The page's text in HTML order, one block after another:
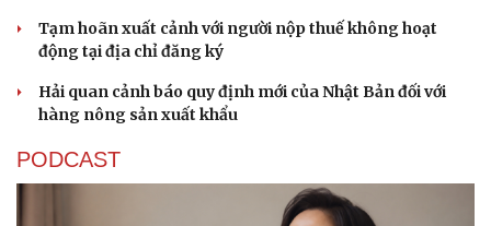
Cải chính
Tạm hoãn xuất cảnh với người nộp thuế không hoạt
động tại địa chỉ đăng ký
Hải quan cảnh báo quy định mới của Nhật Bản đối với
hàng nông sản xuất khẩu
PODCAST